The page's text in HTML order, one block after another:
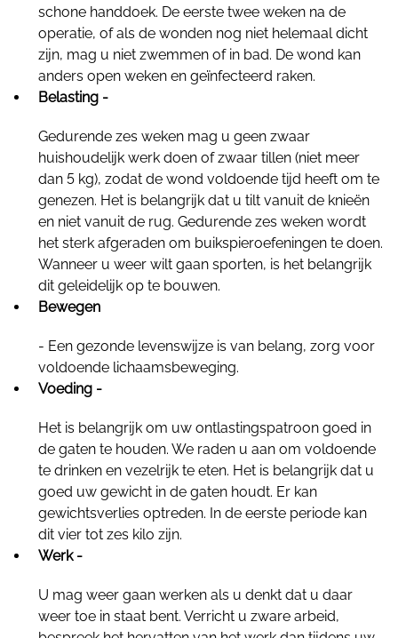
schone handdoek. De eerste twee weken na de
operatie, of als de wonden nog niet helemaal dicht
zijn, mag u niet zwemmen of in bad. De wond kan
anders open weken en geïnfecteerd raken.
Belasting -
Gedurende zes weken mag u geen zwaar
huishoudelijk werk doen of zwaar tillen (niet meer
dan 5 kg), zodat de wond voldoende tijd heeft om te
genezen. Het is belangrijk dat u tilt vanuit de knieën
en niet vanuit de rug. Gedurende zes weken wordt
het sterk afgeraden om buikspieroefeningen te doen.
Wanneer u weer wilt gaan sporten, is het belangrijk
dit geleidelijk op te bouwen.
Bewegen
- Een gezonde levenswijze is van belang, zorg voor
voldoende lichaamsbeweging.
Voeding -
Het is belangrijk om uw ontlastingspatroon goed in
de gaten te houden. We raden u aan om voldoende
te drinken en vezelrijk te eten. Het is belangrijk dat u
goed uw gewicht in de gaten houdt. Er kan
gewichtsverlies optreden. In de eerste periode kan
dit vier tot zes kilo zijn.
Werk -
U mag weer gaan werken als u denkt dat u daar
weer toe in staat bent. Verricht u zware arbeid,